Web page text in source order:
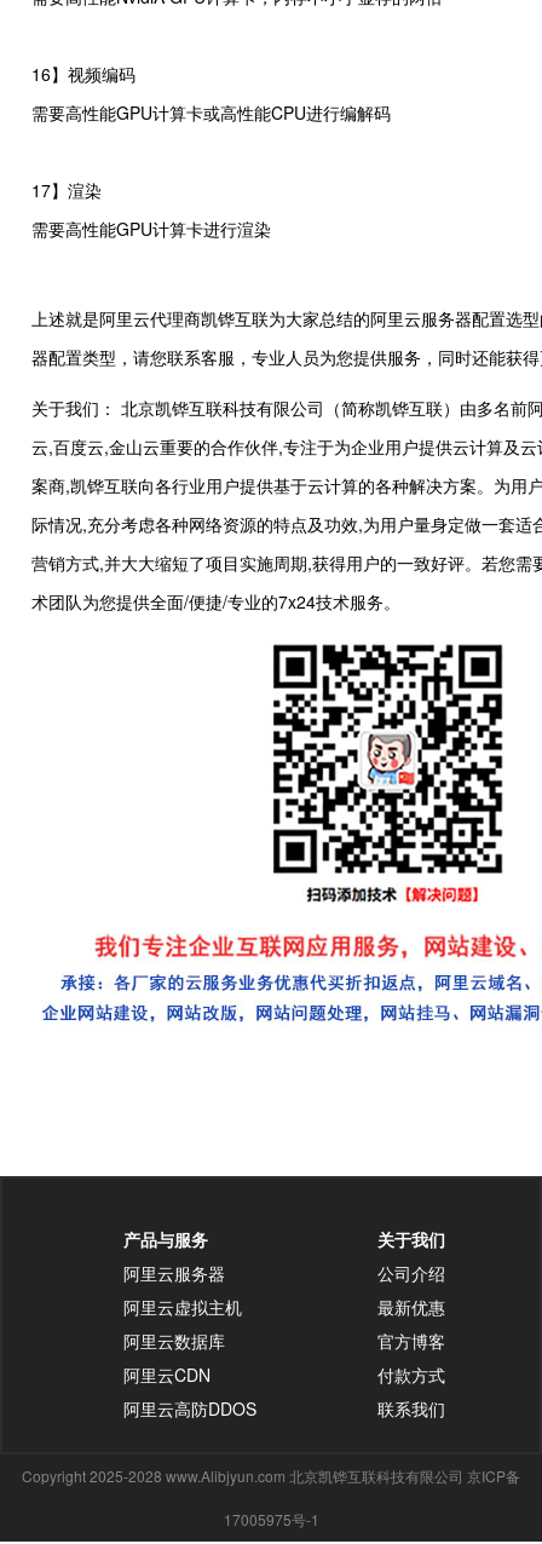
16】视频编码
需要高性能GPU计算卡或高性能CPU进行编解码
17】渲染
需要高性能GPU计算卡进行渲染
上述就是阿里云代理商凯铧互联为大家总结的阿里云服务器配置选
器配置类型，请您联系客服，专业人员为您提供服务，同时还能获
关于我们： 北京凯铧互联科技有限公司（简称凯铧互联）由多名
云,百度云,金山云重要的合作伙伴,专注于为企业用户提供云计算及
案商,凯铧互联向各行业用户提供基于云计算的各种解决方案。为
际情况,充分考虑各种网络资源的特点及功效,为用户量身定做一套
营销方式,并大大缩短了项目实施周期,获得用户的一致好评。若您
术团队为您提供全面/便捷/专业的7x24技术服务。
产品与服务
阿里云服务器
阿里云虚拟主机
阿里云数据库
阿里云CDN
阿里云高防DDOS
关于我们
公司介绍
最新优惠
官方博客
付款方式
联系我们
Copyright 2025-2028 www.Alibjyun.com 北京凯铧互联科技有限公司 京ICP备
17005975号-1